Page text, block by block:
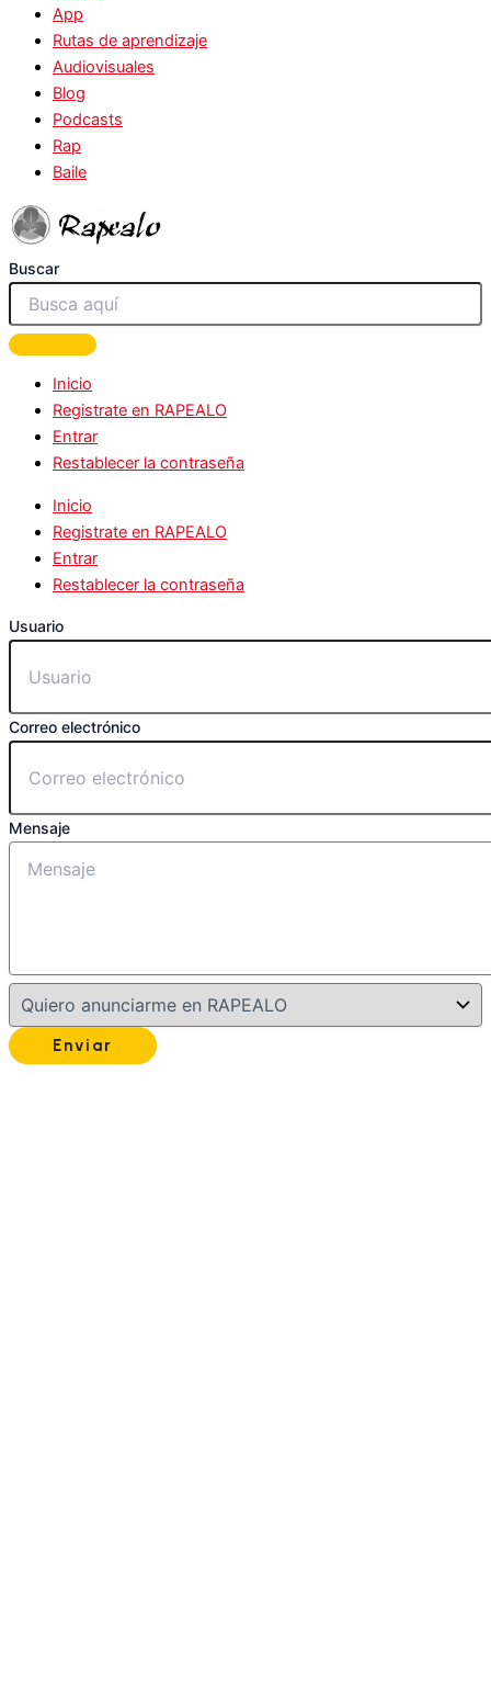
App
Rutas de aprendizaje
Audiovisuales
Blog
Podcasts
Rap
Baile
Buscar
Inicio
Registrate en RAPEALO
Entrar
Restablecer la contraseña
Inicio
Registrate en RAPEALO
Entrar
Restablecer la contraseña
Usuario
Correo electrónico
Mensaje
Enviar